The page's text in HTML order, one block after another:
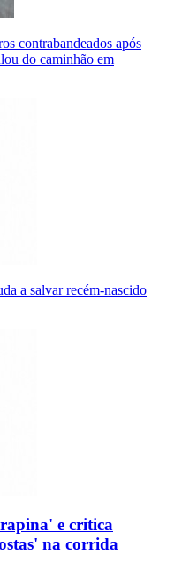
contrabandeados após
do caminhão em
a salvar recém-nascido
e critica
na corrida